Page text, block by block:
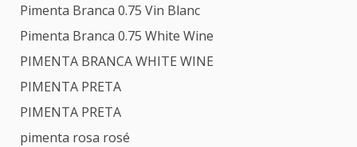
Pimenta Branca 0.75 Vin Blanc
Pimenta Branca 0.75 White Wine
PIMENTA BRANCA WHITE WINE
PIMENTA PRETA
PIMENTA PRETA
pimenta rosa rosé